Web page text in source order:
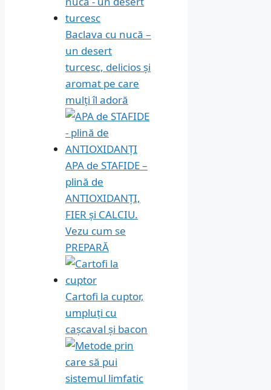
Baclava cu nucă –
un desert
turcesc, delicios și
aromat pe care
mulți îl adoră
APA de STAFIDE –
plină de
ANTIOXIDANȚI,
FIER și CALCIU.
Vezu cum se
PREPARĂ
Cartofi la cuptor,
umpluți cu
cașcaval și bacon